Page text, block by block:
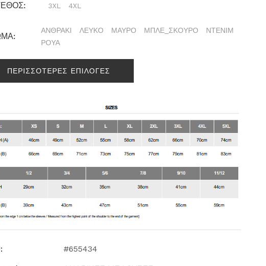
3XL 4XL
ΑΝΘΡΑΚΙ ΛΕΥΚΟ ΜΑΥΡΟ ΜΠΛΕ_ΣΚΟΥΡΟ
ΝΤΕΝΙΜ
ΡΟΥΑ
ΠΕΡΙΣΣΟΤΕΡΕΣ ΕΠΙΛΟΓΕΣ
#655434